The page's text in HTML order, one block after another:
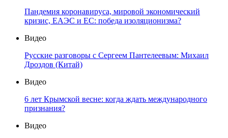
Пандемия коронавируса, мировой экономический
кризис, ЕАЭС и ЕС: победа изоляционизма?
Видео
Русские разговоры с Сергеем Пантелеевым: Михаил
Дроздов (Китай)
Видео
6 лет Крымской весне: когда ждать международного
признания?
Видео